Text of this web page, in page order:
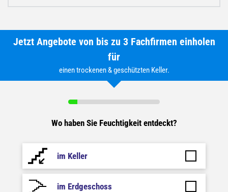
dann die beste Lösung für sich auswählen und schon nach kurzer
Zeit Ihren trockenen Keller genießen.
Wir dürfen Ihre Daten nicht für Werbung verwenden.
Jetzt Angebote von bis zu 3 Fachfirmen einholen
für
einen trockenen & geschützten Keller.
Wo haben Sie Feuchtigkeit entdeckt?
im Keller
im Erdgeschoss